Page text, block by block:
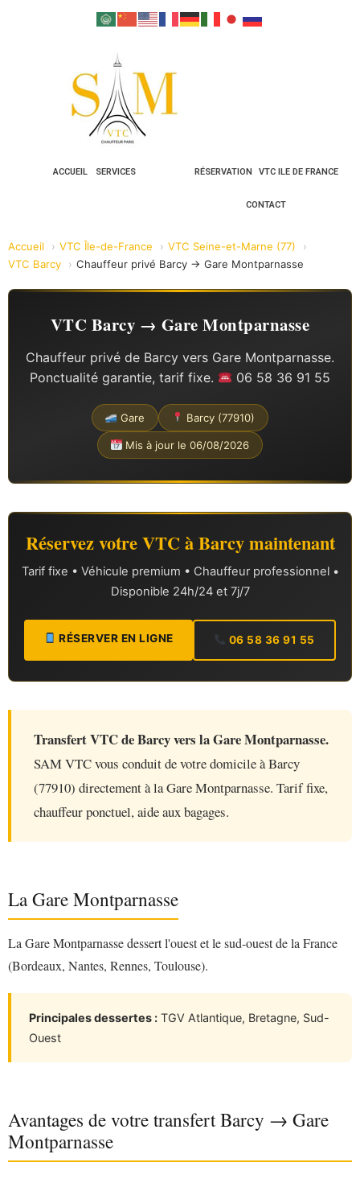
ACCUEIL SERVICES RÉSERVATION VTC ILE DE FRANCE
CONTACT
Accueil VTC Île-de-France
VTC Seine-et-Marne (77)
VTC Barcy
Chauffeur privé Barcy → Gare Montparnasse
VTC Barcy → Gare Montparnasse
Chauffeur privé de Barcy vers Gare Montparnasse.
Ponctualité garantie, tarif fixe.
06 58 36 91 55
Gare Barcy (77910)
Mis à jour le 06/08/2026
Réservez votre VTC à Barcy maintenant
Tarif fixe • Véhicule premium • Chauffeur professionnel •
Disponible 24h/24 et 7j/7
RÉSERVER EN LIGNE 06 58 36 91 55
Transfert VTC de Barcy vers la Gare Montparnasse.
SAM VTC vous conduit de votre domicile à Barcy
(77910) directement à la Gare Montparnasse. Tarif fixe,
chauffeur ponctuel, aide aux bagages.
La Gare Montparnasse
La Gare Montparnasse dessert l'ouest et le sud-ouest de la France
(Bordeaux, Nantes, Rennes, Toulouse).
Principales dessertes : TGV Atlantique, Bretagne, Sud-
Ouest
Avantages de votre transfert Barcy → Gare
Montparnasse